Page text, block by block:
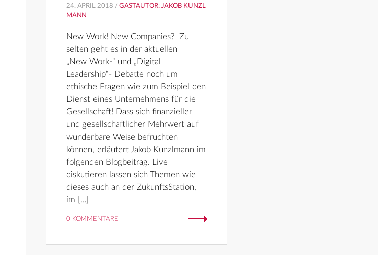
24. APRIL 2018 / GASTAUTOR: JAKOB KUNZL
MANN
New Work! New Companies? Zu
selten geht es in der aktuellen
„New Work-“ und „Digital
Leadership“- Debatte noch um
ethische Fragen wie zum Beispiel den
Dienst eines Unternehmens für die
Gesellschaft! Dass sich finanzieller
und gesellschaftlicher Mehrwert auf
wunderbare Weise befruchten
können, erläutert Jakob Kunzlmann im
folgenden Blogbeitrag. Live
diskutieren lassen sich Themen wie
dieses auch an der ZukunftsStation,
im […]
0 KOMMENTARE